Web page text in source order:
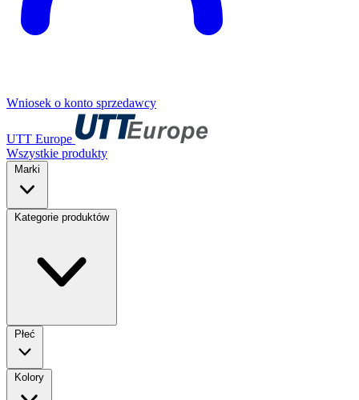
Wniosek o konto sprzedawcy
UTT Europe
Wszystkie produkty
Marki
Kategorie produktów
Płeć
Kolory